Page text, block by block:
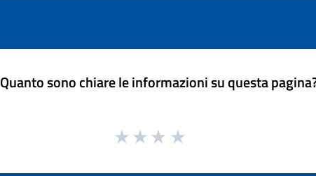
Quanto sono chiare le informazioni su questa